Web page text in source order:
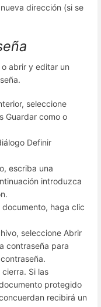
dirección (si se
abrir y editar un
seleccione
Guardar como o
Definir
escriba una
introduzca
haga clic
seleccione Abrir
contraseña para
Si las
protegido
recibirá un